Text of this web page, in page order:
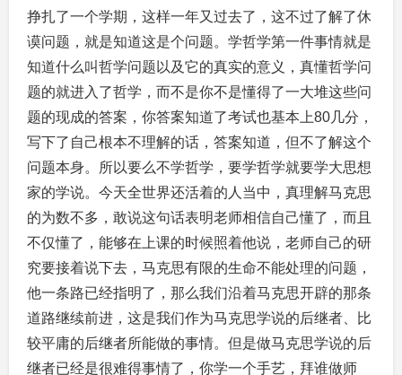
挣扎了一个学期，这样一年又过去了，这不过了解了休
谟问题，就是知道这是个问题。学哲学第一件事情就是
知道什么叫哲学问题以及它的真实的意义，真懂哲学问
题的就进入了哲学，而不是你不是懂得了一大堆这些问
题的现成的答案，你答案知道了考试也基本上80几分，
写下了自己根本不理解的话，答案知道，但不了解这个
问题本身。所以要么不学哲学，要学哲学就要学大思想
家的学说。今天全世界还活着的人当中，真理解马克思
的为数不多，敢说这句话表明老师相信自己懂了，而且
不仅懂了，能够在上课的时候照着他说，老师自己的研
究要接着说下去，马克思有限的生命不能处理的问题，
他一条路已经指明了，那么我们沿着马克思开辟的那条
道路继续前进，这是我们作为马克思学说的后继者、比
较平庸的后继者所能做的事情。但是做马克思学说的后
继者已经是很难得事情了，你学一个手艺，拜谁做师